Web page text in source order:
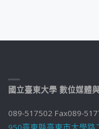
國立臺東大學 數位媒體
089-517502 Fax089-